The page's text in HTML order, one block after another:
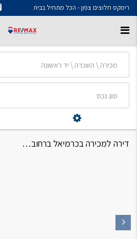
רימקס חלוצים צפון - הכל מתחיל בבית
מכירה \ השכרה \ יד ראשונה
סוג נכס
דירה למכירה בכרמיאל ברחוב חטיבת כרמלי דירה 4 חדרים